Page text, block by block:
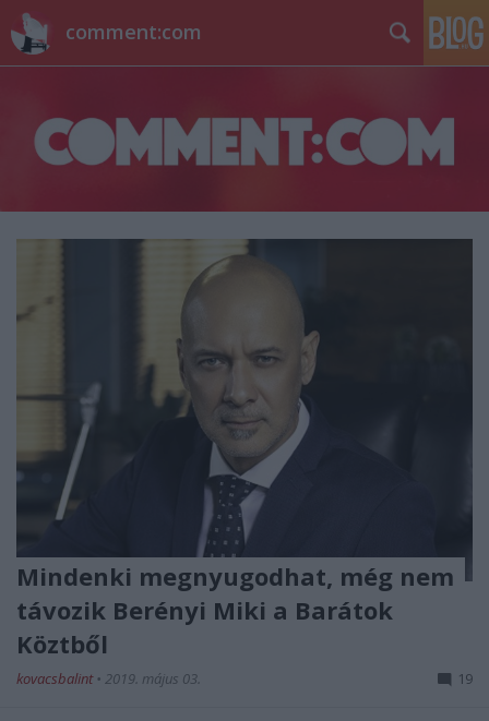
comment:com
Mindenki megnyugodhat, még nem
távozik Berényi Miki a Barátok
Köztből
kovacsbalint • 2019. május 03. 19